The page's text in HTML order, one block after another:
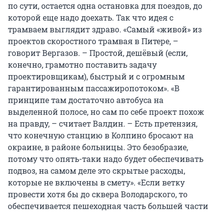
по сути, остается одна остановка для поездов, до
которой еще надо доехать. Так что идея с
трамваем выглядит здраво. «Самый «живой» из
проектов скоростного трамвая в Питере, –
говорит Вергазов. – Простой, дешёвый (если,
конечно, грамотно поставить задачу
проектировщикам), быстрый и с огромным
гарантированным пассажиропотоком». «В
принципе там достаточно автобуса на
выделенной полосе, но сам по себе проект похож
на правду, – считает Валдин. – Есть претензия,
что конечную станцию в Колпино бросают на
окраине, в районе больницы. Это безобразие,
потому что опять-таки надо будет обеспечивать
подвоз, на самом деле это скрытые расходы,
которые не включены в смету». «Если ветку
провести хотя бы до сквера Володарского, то
обеспечивается пешеходная часть большей части